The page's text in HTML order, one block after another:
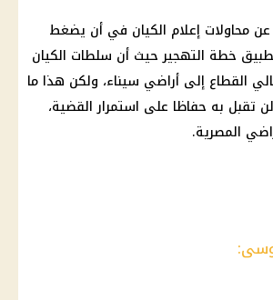
محاولات إعلام الكيان في أن يضغط
خطة التهجير حيث أن سلطات الكيان
القطاع إلى أراضي سيناء، ولكن هذا ما
تقبل به حفاظا على استمرار القضية،
المصرية.